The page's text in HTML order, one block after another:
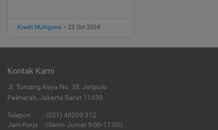
Kredit Multiguna • 22 Oct 2024
Kontak Kami
Jl. Tomang Raya No. 38, Jatipulo
Palmerah, Jakarta Barat 11430
Telepon : (021) 40000 312
Jam Kerja
: (Senin-Jumat 9:00-17:00)